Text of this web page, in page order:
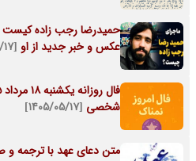
حمیدرضا رجب‌ زاده کیست
عکس و خبر جدید از او [۱۴۰۵/۰۵/۱۷]
شخصی [۱۴۰۵/۰۵/۱۷]
متن دعای عهد با ترجمه